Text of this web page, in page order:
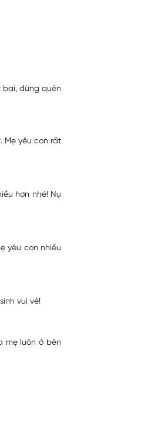
bại, đừng quên
Mẹ yêu con rất
hơn nhé! Nụ
yêu con nhiều
vui vẻ!
mẹ luôn ở bên